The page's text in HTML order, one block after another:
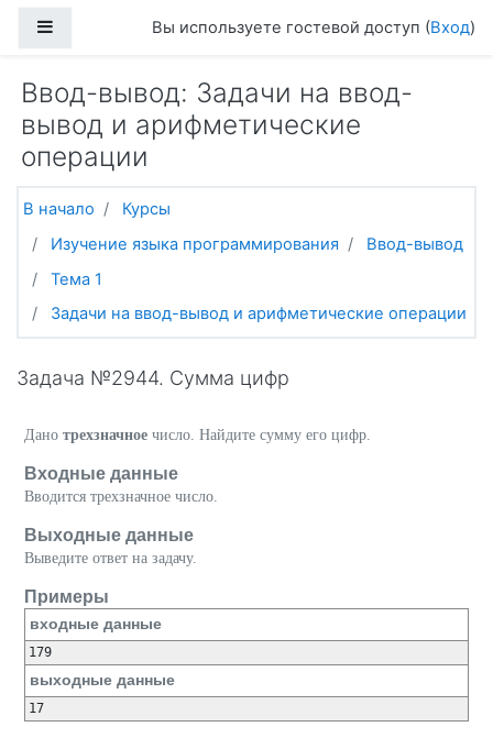
Боковая панельВы используете гостевой доступ (Вход)
Ввод-вывод: Задачи на ввод-
вывод и арифметические
операции
В начало
Курсы
Изучение языка программирования
Ввод-вывод
Тема 1
Задачи на ввод-вывод и арифметические операции
Задача №2944. Сумма цифр
Дано трехзначное число. Найдите сумму его цифр.
Входные данные
Вводится трехзначное число.
Выходные данные
Выведите ответ на задачу.
Примеры
входные данные
выходные данные